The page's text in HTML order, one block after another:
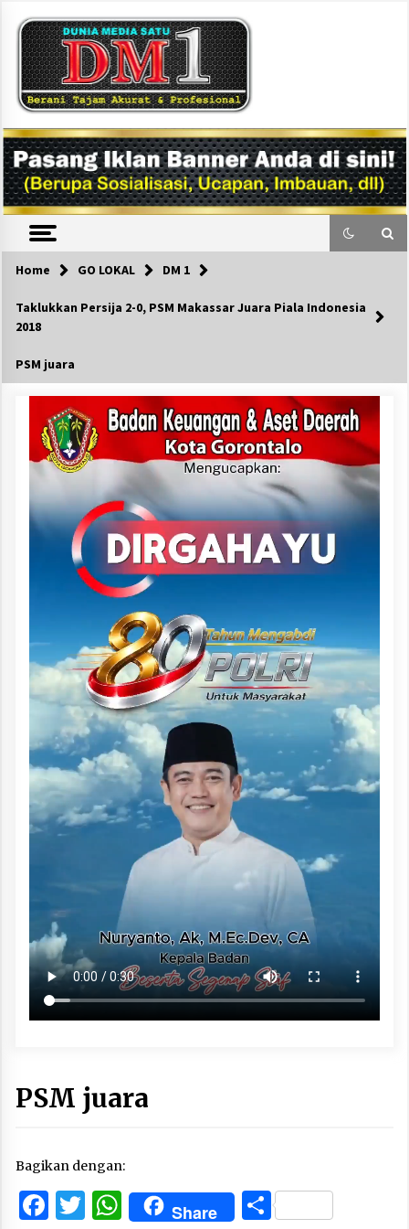
content
DM1
Home GO LOKAL DM 1
Taklukkan Persija 2-0, PSM Makassar Juara Piala Indonesia
2018
PSM juara
PSM juara
Bagikan dengan:
Facebook
Twitter
WhatsApp
Share Share